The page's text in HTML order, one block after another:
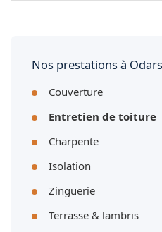
Nos prestations à Odars
Couverture
Entretien de toiture
Charpente
Isolation
Zinguerie
Terrasse & lambris